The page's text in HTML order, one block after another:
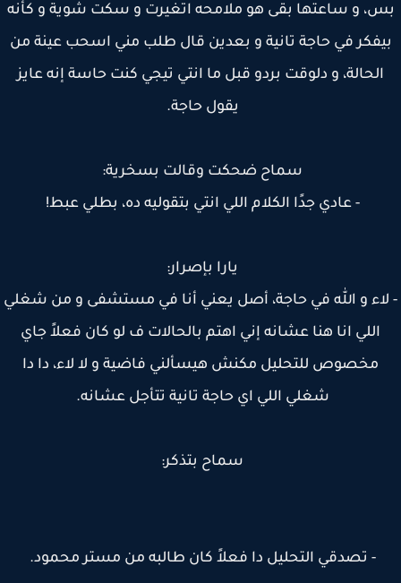
و ساعتها بقى هو ملامحه اتغيرت و سكت شوية و كأنه
في حاجة تانية و بعدين قال طلب مني اسحب عينة من
الحالة، و دلوقت بردو قبل ما انتي تيجي كنت حاسة إنه عايز
يقول حاجة.
سماح ضحكت وقالت بسخرية:
- عادي جدًا الكلام اللي انتي بتقوليه ده، بطلي عبط!
يارا بإصرار:
و الله في حاجة، أصل يعني أنا في مستشفى و من شغلي
اللي انا هنا عشانه إني اهتم بالحالات ف لو كان فعلاً جاي
مخصوص للتحليل مكنش هيسألني فاضية و لا لاء، دا دا
شغلي اللي اي حاجة تانية تتأجل عشانه.
سماح بتذكر:
- تصدقي التحليل دا فعلاً كان طالبه من مستر محمود.